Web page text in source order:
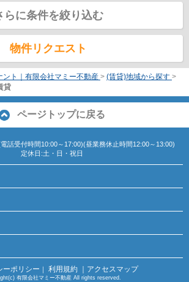
らに条件を絞り込む
物件リクエスト
ント｜有限会社マミー不動産 > (賃貸)地域から探す >
貸
ページトップに戻る
話受付時間10:00～17:00)(昼業務休止時間12:00～13:00)
定休日:土・日・祝日
ーポリシー ｜ 利用規約 ｜アクセスマップ
有限会社マミー不動産 All rights reserved.